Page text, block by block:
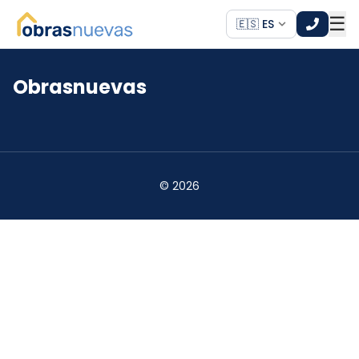
🇪🇸 ES ☰
*
Obrasnuevas
© 2026